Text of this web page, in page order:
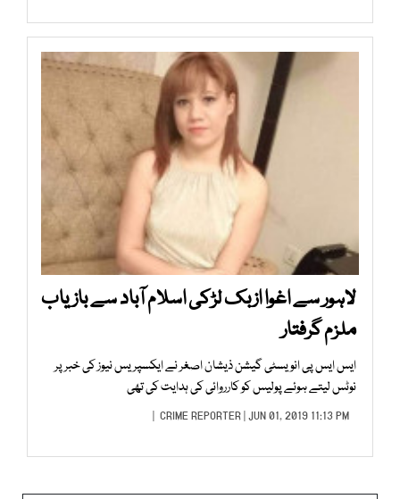
لاہور سے اغوا ازبک لڑکی اسلام آباد سے بازیاب
ملزم گرفتار
ایس ایس پی انویسٹی گیشن ذیشان اصغر نے ایکسپریس نیوز کی خبر پر
نوٹس لیتے ہوئے پولیس کو کارروائی کی ہدایت کی تھی
CRIME REPORTER| JUN 01, 2019 11:13 PM |